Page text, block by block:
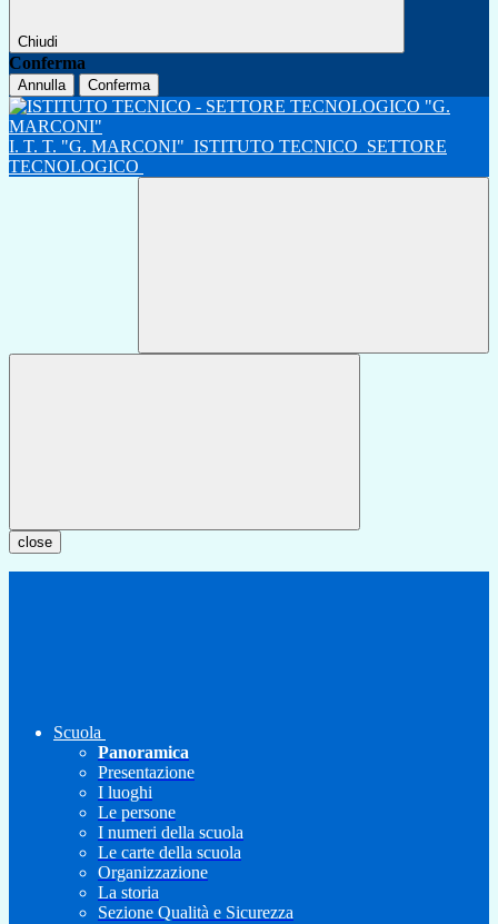
Chiudi
Conferma
Annulla Conferma
I. T. T. "G. MARCONI" ISTITUTO TECNICO SETTORE
TECNOLOGICO
close
Scuola
Panoramica
Presentazione
I luoghi
Le persone
I numeri della scuola
Le carte della scuola
Organizzazione
La storia
Sezione Qualità e Sicurezza